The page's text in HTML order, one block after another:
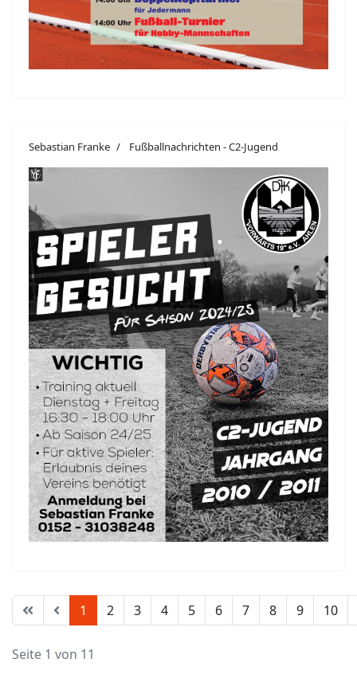
Sebastian Franke Fußballnachrichten - C2-Jugend
1 2 3 4 5 6 7 8 9 10
Seite 1 von 11